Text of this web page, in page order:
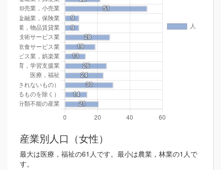
産業別人口（女性）
最大は医療，福祉の61人です。最小は農業，林業の1人で
す。